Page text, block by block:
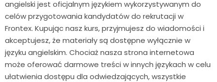
angielski jest oficjalnym językiem wykorzystywanym do
celów przygotowania kandydatów do rekrutacji w
Frontex. Kupując nasz kurs, przyjmujesz do wiadomości i
akceptujesz, że materiały są dostępne wyłącznie w
języku angielskim. Chociaż nasza strona internetowa
może oferować darmowe treści w innych językach w celu
ułatwienia dostępu dla odwiedzających, wszystkie